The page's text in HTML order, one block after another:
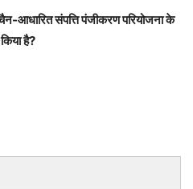
आधारित संपत्ति पंजीकरण परियोजना के
है?